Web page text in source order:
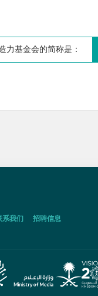
力基金会的简称是：
系我们 招聘信息